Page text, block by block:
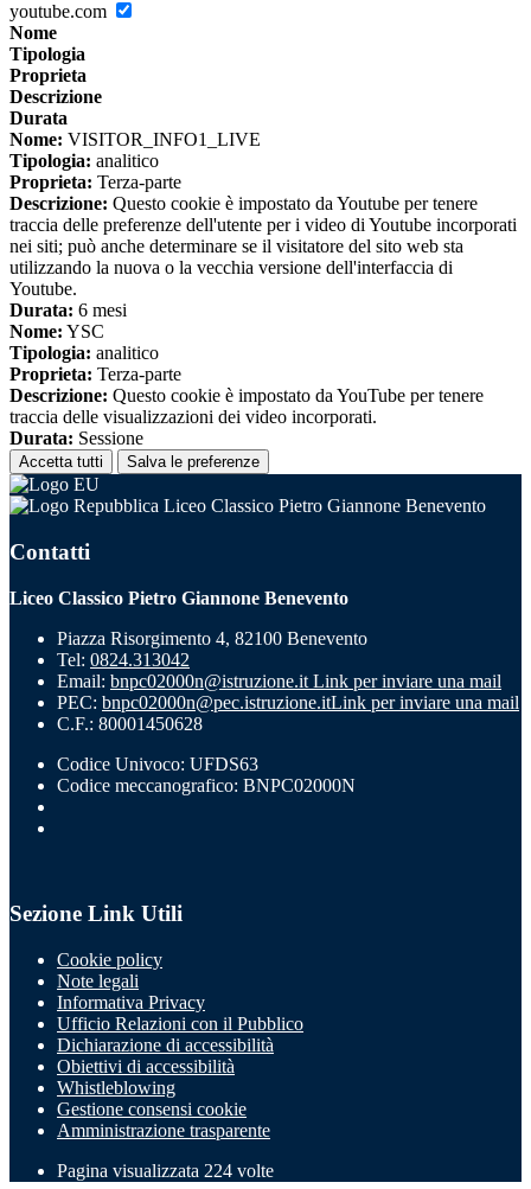
youtube.com
Nome
Tipologia
Proprieta
Descrizione
Durata
Nome: VISITOR_INFO1_LIVE
Tipologia: analitico
Proprieta: Terza-parte
Descrizione: Questo cookie è impostato da Youtube per tenere
traccia delle preferenze dell'utente per i video di Youtube incorporati
nei siti; può anche determinare se il visitatore del sito web sta
utilizzando la nuova o la vecchia versione dell'interfaccia di
Youtube.
Durata: 6 mesi
Nome: YSC
Tipologia: analitico
Proprieta: Terza-parte
Descrizione: Questo cookie è impostato da YouTube per tenere
traccia delle visualizzazioni dei video incorporati.
Durata: Sessione
Accetta tutti Salva le preferenze
Liceo Classico Pietro Giannone Benevento
Contatti
Liceo Classico Pietro Giannone Benevento
Piazza Risorgimento 4, 82100 Benevento
Tel: 0824.313042
Email: bnpc02000n@istruzione.it Link per inviare una mail
PEC: bnpc02000n@pec.istruzione.itLink per inviare una mail
C.F.: 80001450628
Codice Univoco: UFDS63
Codice meccanografico: BNPC02000N
Sezione Link Utili
Cookie policy
Note legali
Informativa Privacy
Ufficio Relazioni con il Pubblico
Dichiarazione di accessibilità
Obiettivi di accessibilità
Whistleblowing
Gestione consensi cookie
Amministrazione trasparente
Pagina visualizzata 224 volte